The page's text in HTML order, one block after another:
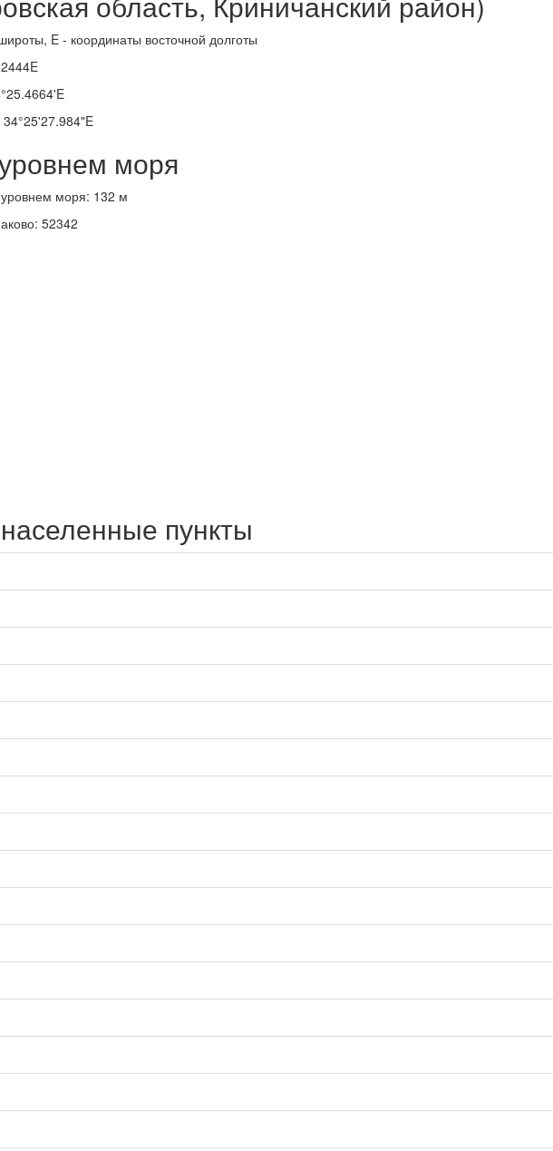
E - координаты восточной долготы
моря
моря: 132 м
52342
пункты